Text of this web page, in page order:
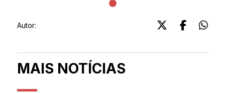
Autor:
MAIS NOTÍCIAS